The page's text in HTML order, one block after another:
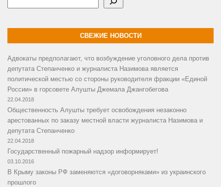
СВЕЖИЕ НОВОСТИ
Адвокаты предполагают, что возбуждение уголовного дела против
депутата Степанченко и журналиста Назимова является
политической местью со стороны руководителя фракции «Единой
России» в горсовете Алушты Джемала Джангобегова
22.04.2018
Общественность Алушты требует освобождения незаконно
арестованных по заказу местной власти журналиста Назимова и
депутата Степанченко
22.04.2018
Государственный пожарный надзор информирует!
03.10.2016
В Крыму законы РФ заменяются «договорняками» из украинского
прошлого